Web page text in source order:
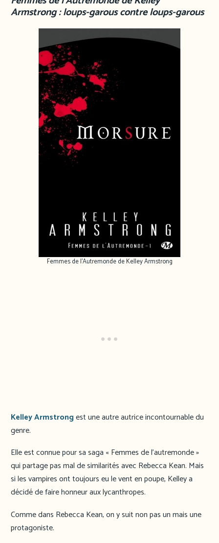
Armstrong : loups-garous contre loups-garous
Femmes de l’Autremonde de Kelley Armstrong
Kelley Armstrongest une autre autrice incontournable du
genre.
Elle est connue pour sa saga « Femmes de l’autremonde »
qui partage pas mal de similarités avec Rebecca Kean. Mais
si les vampires ont toujours eu le vent en poupe, Kelley a
décidé de faire honneur aux lycanthropes.
Comme dans Rebecca Kean, on y suit non pas un mais une
protagoniste.